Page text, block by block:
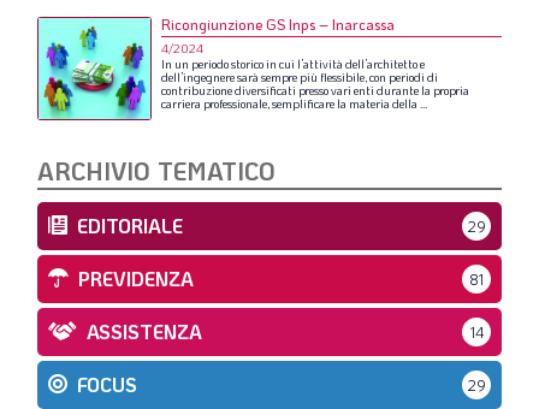
Ricongiunzione GS Inps – Inarcassa
4/2024
In un periodostoricoin cui l’attività dell’architettoe
dell’ingegneresarà sempre più flessibile,con periodi di
contribuzionediversificati pressovari enti durante la propria
carriera professionale,semplificare la materia della ...
ARCHIVIO TEMATICO
EDITORIALE 29
PREVIDENZA 81
ASSISTENZA 14
FOCUS 29